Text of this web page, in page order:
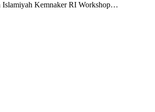
Islamiyah Kemnaker RI Workshop…